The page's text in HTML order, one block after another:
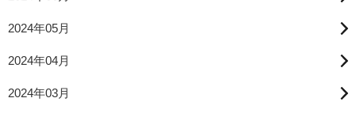
2024年05月
2024年04月
2024年03月